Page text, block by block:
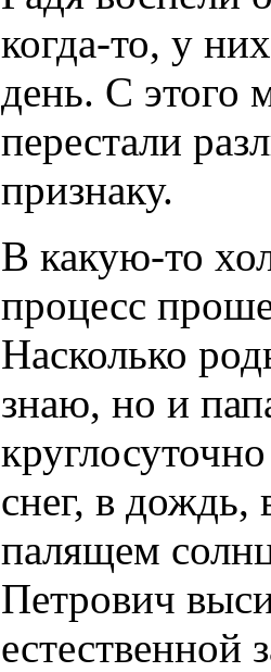
когда-то, у
день. С этого
перестали
признаку.
В какую-то
процесс
Насколько
знаю, но и
снег, в дождь,
палящем
Петрович